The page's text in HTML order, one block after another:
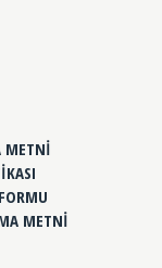
METNİ
METNİ